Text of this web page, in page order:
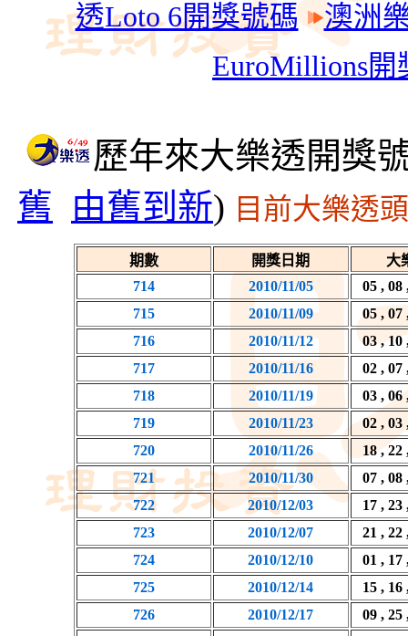
透Loto 6開獎號碼
澳洲
EuroMillions開
歷年來大樂透開獎
舊
由舊到新) 目前大樂透
期數 開獎日期
大
714
2010/11/05
05 , 08
715
2010/11/09
05 , 07
716
2010/11/12
03 , 10
717
2010/11/16
02 , 07
718
2010/11/19
03 , 06
719
2010/11/23
02 , 03
720
2010/11/26
18 ,
721
2010/11/30
07 , 08
722
2010/12/03
17 ,
723
2010/12/07
21 , 22
724
2010/12/10
01 , 17
725
2010/12/14
15 ,
726
2010/12/17
09 , 25